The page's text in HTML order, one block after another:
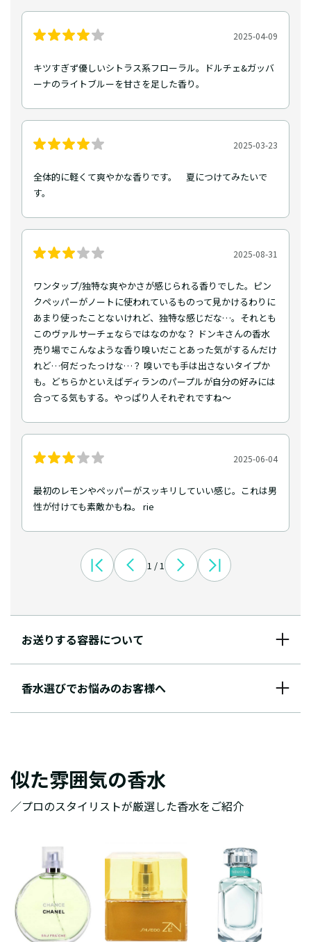
2025-04-09
キツすぎず優しいシトラス系フローラル。ドルチェ&ガッバ
ーナのライトブルーを甘さを足した香り。
2025-03-23
全体的に軽くて爽やかな香りです。 夏につけてみたいで
す。
2025-08-31
ワンタップ/独特な爽やかさが感じられる香りでした。ピン
クペッパーがノートに使われているものって見かけるわりに
あまり使ったことないけれど、独特な感じだな…。それとも
このヴァルサーチェならではなのかな？ ドンキさんの香水
売り場でこんなような香り嗅いだことあった気がするんだけ
れど…何だったっけな…？ 嗅いでも手は出さないタイプか
も。どちらかといえばディランのパープルが自分の好みには
合ってる気もする。やっぱり人それぞれですね〜
2025-06-04
最初のレモンやペッパーがスッキリしていい感じ。これは男
性が付けても素敵かもね。 rie
1 / 1
お送りする容器について
香水選びでお悩みのお客様へ
似た雰囲気の香水
／プロのスタイリストが厳選した香水をご紹介